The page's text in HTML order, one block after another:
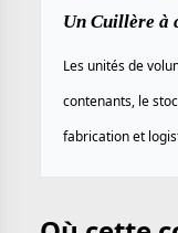
Un Cuillère à
Les unités de
contenants, le
fabrication et